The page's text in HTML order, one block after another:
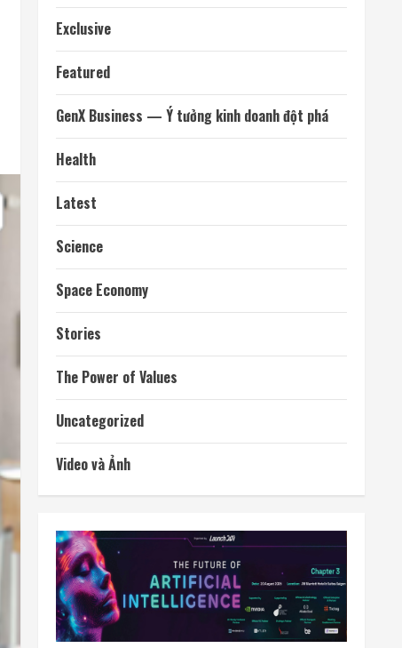
Exclusive
Featured
GenX Business — Ý tưởng kinh doanh đột phá
Health
Latest
Science
Space Economy
Stories
The Power of Values
Uncategorized
Video và Ảnh